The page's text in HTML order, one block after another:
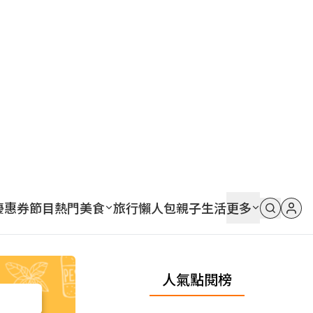
惠券節目熱門美食 旅行懶人包親子生活更多
人氣點閱榜